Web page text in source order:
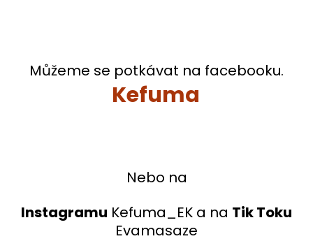
Můžeme se potkávat na facebooku.
Kefuma
Nebo na
Instagramu Kefuma_EK a na Tik Toku
Evamasaze